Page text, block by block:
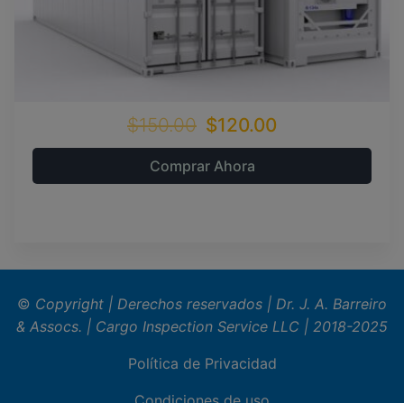
$150.00 $120.00
Comprar Ahora
© Copyright | Derechos reservados | Dr. J. A. Barreiro
& Assocs. | Cargo Inspection Service LLC | 2018-2025
Política de Privacidad